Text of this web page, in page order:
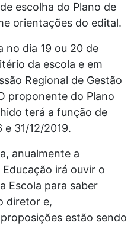
escolha do Plano de
orientações do edital.
no dia 19 ou 20 de
da escola e em
Regional de Gestão
proponente do Plano
terá a função de
31/12/2019.
anualmente a
irá ouvir o
Escola para saber
diretor e,
estão sendo